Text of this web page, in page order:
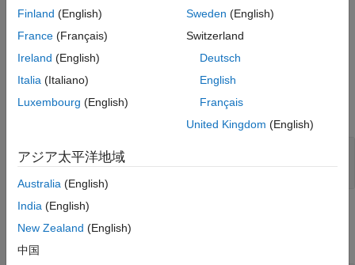
corresponds to acceleration in the positive direction. For more
information, see
Ports
Input
expand all
S—Control signal, m/s
physical signal
Conserving
Finland (English)
France (Français)
Ireland (English)
Italia (Italiano)
Luxembourg (English)
Sweden (English)
Switzerland
Deutsch
English
Français
United Kingdom (English)
アジア太平洋地域
Australia (English)
India (English)
New Zealand (English)
中国